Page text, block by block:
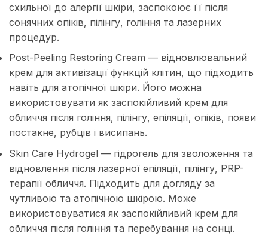
схильної до алергії шкіри, заспокоює її після
сонячних опіків, пілінгу, гоління та лазерних
процедур.
Post-Peeling Restoring Cream — відновлювальний
крем для активізації функцій клітин, що підходить
навіть для атопічної шкіри. Його можна
використовувати як заспокійливий крем для
обличчя після гоління, пілінгу, епіляції, опіків, появи
постакне, рубців і висипань.
Skin Care Hydrogel — гідрогель для зволоження та
відновлення після лазерної епіляції, пілінгу, PRP-
терапії обличчя. Підходить для догляду за
чутливою та атопічною шкірою. Може
використовуватися як заспокійливий крем для
обличчя після гоління та перебування на сонці.